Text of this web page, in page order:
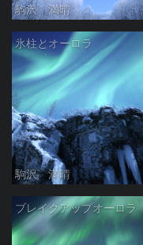
駒沢 満晴
氷柱とオーロラ
駒沢 満晴
ブレイクアップオーロラ